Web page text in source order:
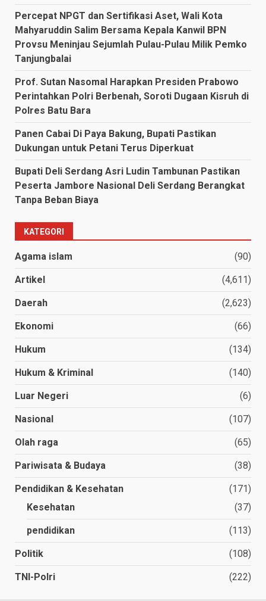
Percepat NPGT dan Sertifikasi Aset, Wali Kota
Mahyaruddin Salim Bersama Kepala Kanwil BPN
Provsu Meninjau Sejumlah Pulau-Pulau Milik Pemko
Tanjungbalai
Prof. Sutan Nasomal Harapkan Presiden Prabowo
Perintahkan Polri Berbenah, Soroti Dugaan Kisruh di
Polres Batu Bara
Panen Cabai Di Paya Bakung, Bupati Pastikan
Dukungan untuk Petani Terus Diperkuat
Bupati Deli Serdang Asri Ludin Tambunan Pastikan
Peserta Jambore Nasional Deli Serdang Berangkat
Tanpa Beban Biaya
KATEGORI
Agama islam (90)
Artikel (4,611)
Daerah (2,623)
Ekonomi (66)
Hukum (134)
Hukum & Kriminal (140)
Luar Negeri (6)
Nasional (107)
Olah raga (65)
Pariwisata & Budaya (38)
Pendidikan & Kesehatan
(171)
Kesehatan
(37)
pendidikan (113)
Politik (108)
TNI-Polri (222)